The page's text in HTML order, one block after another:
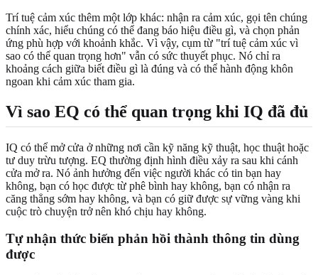
Trí tuệ cảm xúc thêm một lớp khác: nhận ra cảm xúc, gọi tên chúng
chính xác, hiểu chúng có thể đang báo hiệu điều gì, và chọn phản
ứng phù hợp với khoảnh khắc. Vì vậy, cụm từ "trí tuệ cảm xúc vì
sao có thể quan trọng hơn" vẫn có sức thuyết phục. Nó chỉ ra
khoảng cách giữa biết điều gì là đúng và có thể hành động khôn
ngoan khi cảm xúc tham gia.
Vì sao EQ có thể quan trọng khi IQ đã đủ
IQ có thể mở cửa ở những nơi cần kỹ năng kỹ thuật, học thuật hoặc
tư duy trừu tượng. EQ thường định hình điều xảy ra sau khi cánh
cửa mở ra. Nó ảnh hưởng đến việc người khác có tin bạn hay
không, bạn có học được từ phê bình hay không, bạn có nhận ra
căng thẳng sớm hay không, và bạn có giữ được sự vững vàng khi
cuộc trò chuyện trở nên khó chịu hay không.
Tự nhận thức biến phản hồi thành thông tin dùng
được